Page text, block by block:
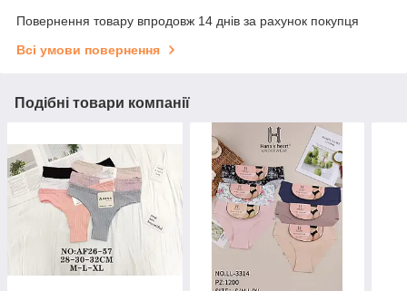
Повернення товару впродовж 14 днів за рахунок покупця
Всі умови повернення
Подібні товари компанії